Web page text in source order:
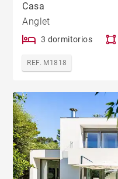
Casa
Anglet
3 dormitorios
REF. M1818